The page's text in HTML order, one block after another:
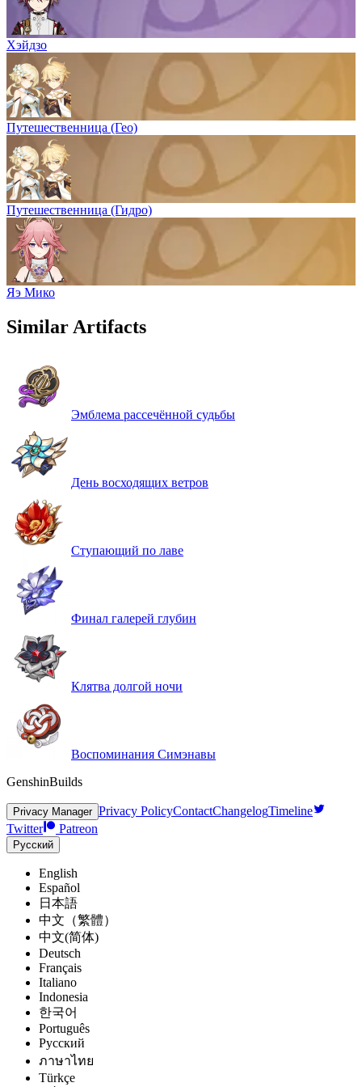
Хэйдзо
Путешественница (Гео)
Путешественница (Гидро)
Яэ Мико
Similar Artifacts
Эмблема рассечённой судьбы
День восходящих ветров
Ступающий по лаве
Финал галерей глубин
Клятва долгой ночи
Воспоминания Симэнавы
GenshinBuilds
Privacy Manager Privacy PolicyContactChangelogTimeline
Twitter
Patreon
Pусский
English
Español
日本語
中文（繁體）
中文(简体)
Deutsch
Français
Italiano
Indonesia
한국어
Português
Pусский
ภาษาไทย
Türkçe